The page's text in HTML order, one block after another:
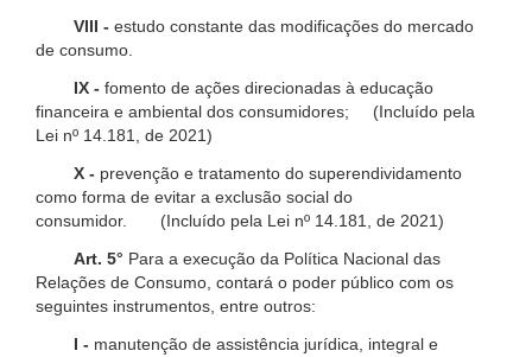
VIII - estudo constante das modificações do mercado
de consumo.
IX - fomento de ações direcionadas à educação
financeira e ambiental dos consumidores; (Incluído pela
Lei nº 14.181, de 2021)
X - prevenção e tratamento do superendividamento
como forma de evitar a exclusão social do
consumidor. (Incluído pela Lei nº 14.181, de 2021)
Art. 5° Para a execução da Política Nacional das
Relações de Consumo, contará o poder público com os
seguintes instrumentos, entre outros:
I - manutenção de assistência jurídica, integral e